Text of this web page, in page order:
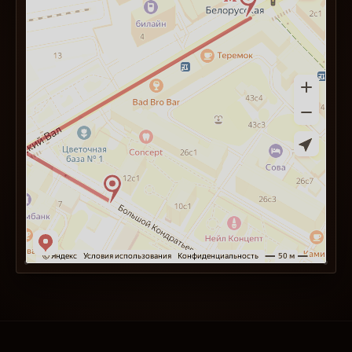
Непоследнее место среди них занимает
состояние механизма и деталей внешнего
оформления. И здесь возникает парадокс:
чем старше часы, тем, с одной стороны, они
ценнее, а с другой стороны — тем хуже их
состояние. Зачастую в руки коллекционера
попадают экземпляры с уникальной судьбой
и историей, но находящиеся в настолько
плачевном состоянии, что даже в руки брать
неприятно.
Многие владельцы таких часов обращаются к
различным мастерам или же в центр